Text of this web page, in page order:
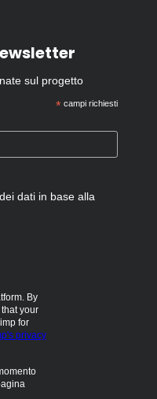
sul progetto
*campi richiesti
dati in base alla
By
your
for
privacy